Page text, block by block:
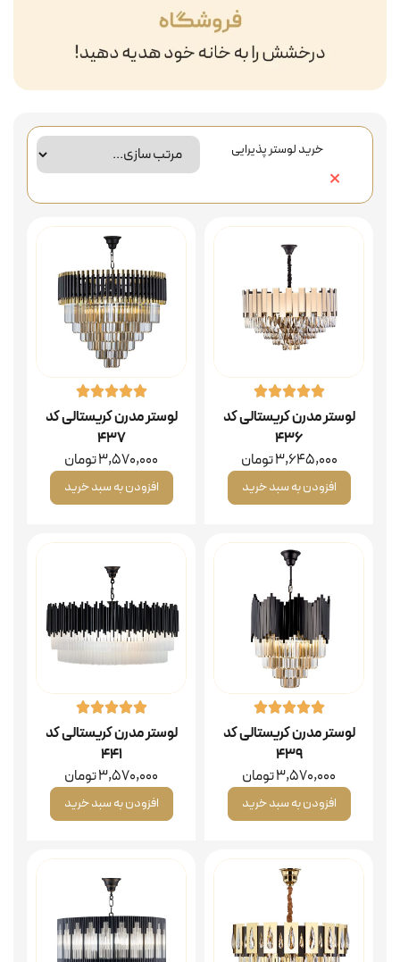
خرید لوستر پذیرایی
×
لوستر مدرن کریستالی کد
۴۳۶
3,645,000تومان
افزودن به سبد خرید
لوستر مدرن کریستالی کد
۴۳۷
3,570,000تومان
افزودن به سبد خرید
لوستر مدرن کریستالی کد
۴۳۹
3,570,000تومان
افزودن به سبد خرید
لوستر مدرن کریستالی کد
۴۴۱
3,570,000تومان
افزودن به سبد خرید